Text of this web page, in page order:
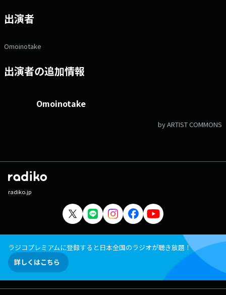
出演者
Omoinotake
出演者の追加情報
Omoinotake
by ARTIST COMMONS
radiko.jp
ラジコプレミアムに登録すると日本全国のラジオが聴き放題！
詳しくはこちら